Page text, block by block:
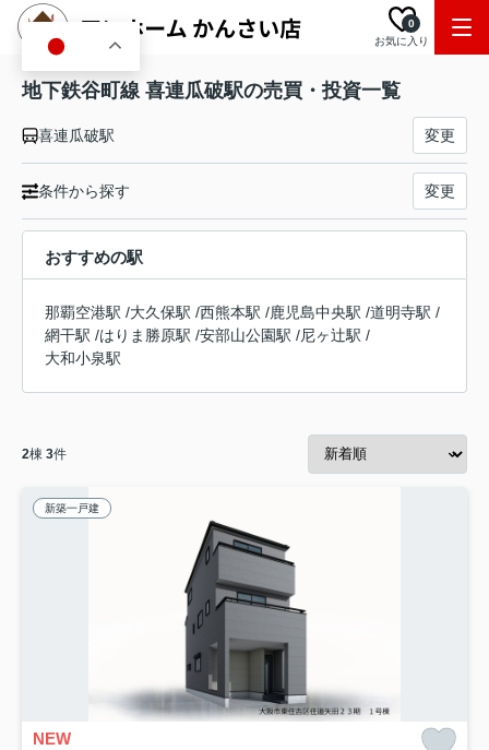
お気に入り
0
地下鉄谷町線 喜連瓜破駅の売買・投資一覧
喜連瓜破駅 変更
条件から探す 変更
おすすめの駅
那覇空港駅 /大久保駅 /西熊本駅 /鹿児島中央駅 /道明寺駅 /
網干駅 /はりま勝原駅 /安部山公園駅 /尼ヶ辻駅 /
大和小泉駅
2棟 3件
新築一戸建
NEW